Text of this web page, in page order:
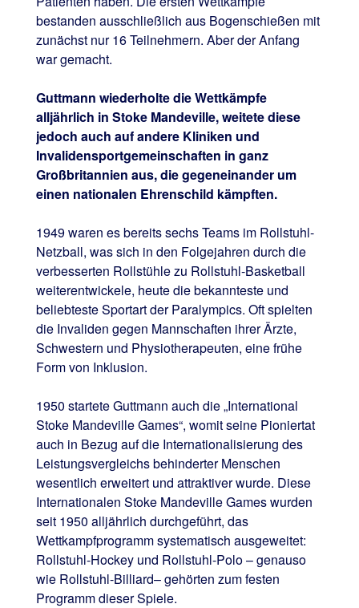
bestanden ausschließlich aus Bogenschießen mit
zunächst nur 16 Teilnehmern. Aber der Anfang
war gemacht.
Guttmann wiederholte die Wettkämpfe
alljährlich in Stoke Mandeville, weitete diese
jedoch auch auf andere Kliniken und
Invalidensportgemeinschaften in ganz
Großbritannien aus, die gegeneinander um
einen nationalen Ehrenschild kämpften.
1949 waren es bereits sechs Teams im Rollstuhl-
Netzball, was sich in den Folgejahren durch die
verbesserten Rollstühle zu Rollstuhl-Basketball
weiterentwickele, heute die bekannteste und
beliebteste Sportart der Paralympics. Oft spielten
die Invaliden gegen Mannschaften ihrer Ärzte,
Schwestern und Physiotherapeuten, eine frühe
Form von Inklusion.
1950 startete Guttmann auch die „International
Stoke Mandeville Games“, womit seine Pioniertat
auch in Bezug auf die Internationalisierung des
Leistungsvergleichs behinderter Menschen
wesentlich erweitert und attraktiver wurde. Diese
Internationalen Stoke Mandeville Games wurden
seit 1950 alljährlich durchgeführt, das
Wettkampfprogramm systematisch ausgeweitet:
Rollstuhl-Hockey und Rollstuhl-Polo – genauso
wie Rollstuhl-Billiard– gehörten zum festen
Programm dieser Spiele.